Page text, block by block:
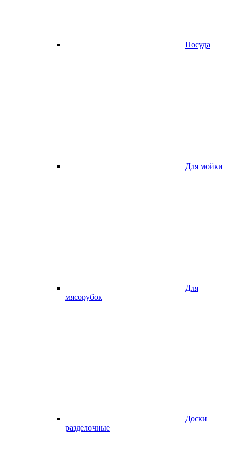
Посуда
Для мойки
Для
мясорубок
Доски
разделочные